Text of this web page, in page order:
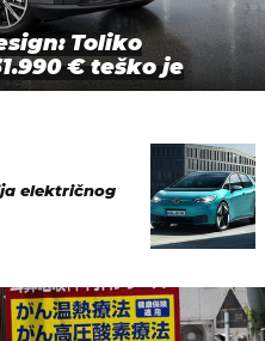
Toliko
€ teško je
električnog